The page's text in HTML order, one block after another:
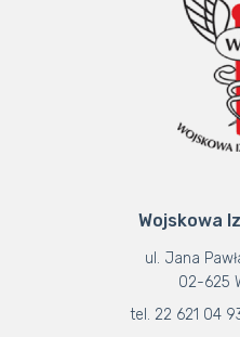
Wojskowa
ul. Jana
02-625
tel. 22 621 04